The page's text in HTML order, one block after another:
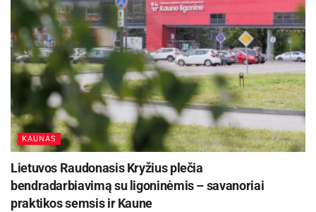
KAUNAS
Lietuvos Raudonasis Kryžius plečia
bendradarbiavimą su ligoninėmis – savanoriai
praktikos semsis ir Kaune